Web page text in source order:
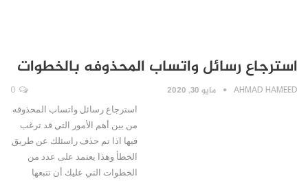
استرجاع رسائل واتساب المحذوفه بالخطوات
AHMAD HAMEED مايو 30, 2020
استرجاع رسائل واتساب المحذوفه
من بين أهم الأمور التي قد ترغب
فيها اذا تم حذف راسئلك عن طريق
الخطأ وهذا يعتمد على عدد من
الخطوات التي عليك أن تتبعها